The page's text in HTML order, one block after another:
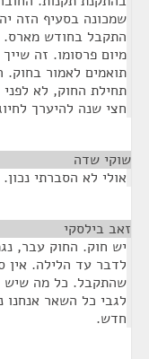
שמכונה בסעיף הזה
תואמים לאמור בחוק.
חצי שנה להיערך
שוקי שדה
אולי לא הסברתי נכון.
זאב בילסקי
יש חוק. החוק עבר,
לדבר עד הלילה. אין
שהתקבל. כל מה שיש
לגבי כל השאר
חדש.